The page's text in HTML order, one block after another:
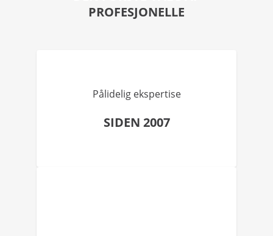
PROFESJONELLE
Pålidelig ekspertise
SIDEN 2007